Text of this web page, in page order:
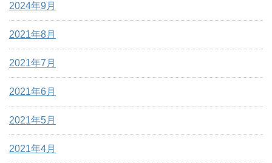
2024年9月
2021年8月
2021年7月
2021年6月
2021年5月
2021年4月